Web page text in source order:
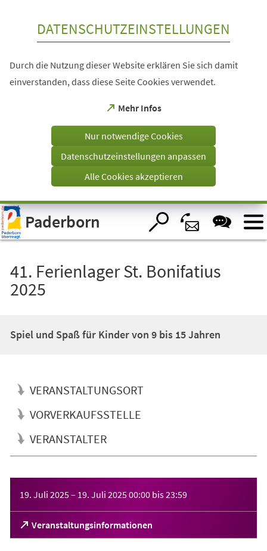
Visuelle
Assistenzsoftware
öffnen.
DATENSCHUTZEINSTELLUNGEN
Durch die Nutzung dieser Website erklären Sie sich damit
einverstanden, dass diese Seite Cookies verwendet.
Mehr Infos
(Öffnet
einem
Tab)
Nur notwendige Cookies
Datenschutzeinstellungen anpassen
Alle Cookies akzeptieren
Paderborn
41. Ferienlager St. Bonifatius
2025
Spiel und Spaß für Kinder von 9 bis 15 Jahren
VERANSTALTUNGSORT
VORVERKAUFSSTELLE
VERANSTALTER
19. Juli 2025– 19. Juli 202500:00 bis23:59
Veranstaltungsinformationen
(Öffnet
in